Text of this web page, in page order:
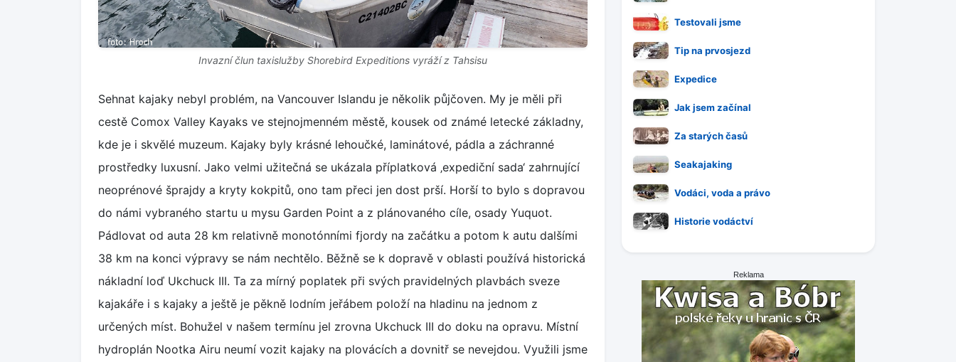
Invazní člun taxislužby Shorebird Expeditions vyráží z Tahsisu
Sehnat kajaky nebyl problém, na Vancouver Islandu je několik půjčoven. My je měli při
cestě Comox Valley Kayaks ve stejnojmenném městě, kousek od známé letecké základny,
kde je i skvělé muzeum. Kajaky byly krásné lehoučké, laminátové, pádla a záchranné
prostředky luxusní. Jako velmi užitečná se ukázala příplatková ‚expediční sada‘ zahrnující
neoprénové šprajdy a kryty kokpitů, ono tam přeci jen dost prší. Horší to bylo s dopravou
do námi vybraného startu u mysu Garden Point a z plánovaného cíle, osady Yuquot.
Pádlovat od auta 28 km relativně monotónními fjordy na začátku a potom k autu dalšími
38 km na konci výpravy se nám nechtělo. Běžně se k dopravě v oblasti používá historická
nákladní loď Ukchuck III. Ta za mírný poplatek při svých pravidelných plavbách sveze
kajakáře i s kajaky a ještě je pěkně lodním jeřábem položí na hladinu na jednom z
určených míst. Bohužel v našem termínu jel zrovna Ukchuck III do doku na opravu. Místní
hydroplán Nootka Airu neumí vozit kajaky na plovácích a dovnitř se nevejdou. Využili jsme
Testovali jsme
Tip na prvosjezd
Expedice
Jak jsem začínal
Za starých časů
Seakajaking
Vodáci, voda a právo
Historie vodáctví
Reklama